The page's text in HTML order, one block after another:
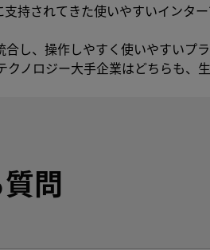
持されてきた使いやすいインタ
し、操作しやすく使いやすいプ
ロジー大手企業はどちらも、
問